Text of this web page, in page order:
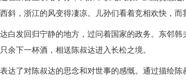
斜，浙江的风变得凄凉。儿孙们看着竞相欢快，而
白发回归宁静的地方，过问着国家的政务。东邻
余下一杯酒，相送陈叔达进入长松之境。
达了对陈叔达的思念和对世事的感慨。通过描绘